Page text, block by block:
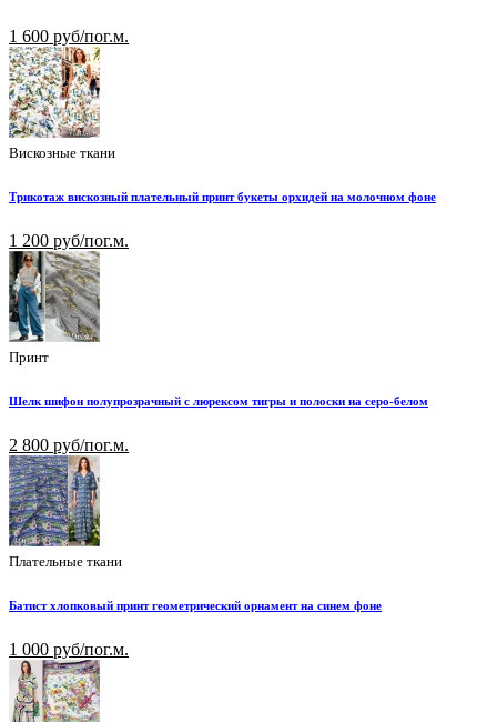
1 600 руб/пог.м.
Вискозные ткани
Трикотаж вискозный плательный принт букеты орхидей на молочном фоне
1 200 руб/пог.м.
Принт
Шелк шифон полупрозрачный с люрексом тигры и полоски на серо-белом
2 800 руб/пог.м.
Плательные ткани
Батист хлопковый принт геометрический орнамент на синем фоне
1 000 руб/пог.м.